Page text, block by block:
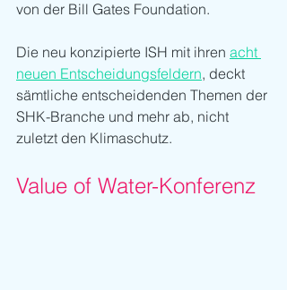
von der Bill Gates Foundation.
Die neu konzipierte ISH mit ihren acht
neuen Entscheidungsfeldern, deckt
sämtliche entscheidenden Themen der
SHK-Branche und mehr ab, nicht
zuletzt den Klimaschutz.
Value of Water-Konferenz